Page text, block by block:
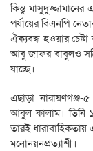
কিন্তু মাসুদুজ্জামানের
পর্যায়ের বিএনপি
ঐক্যবদ্ধ হওয়ার
আবু জাফর বাবুলও
যাচ্ছে।
এছাড়া
আবুল কালাম। তিনি
তারই ধারাবাহিকতায়
মনোনয়নপ্রত্যাশী।